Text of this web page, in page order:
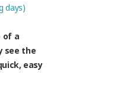
days)
of a
see the
easy